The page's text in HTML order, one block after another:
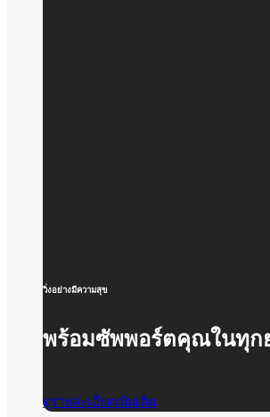
วิ่งอย่างมีความสุข
พร้อมซัพพอร์ตคุณในทุก
ดูรายละเอียดเพิ่มเติม